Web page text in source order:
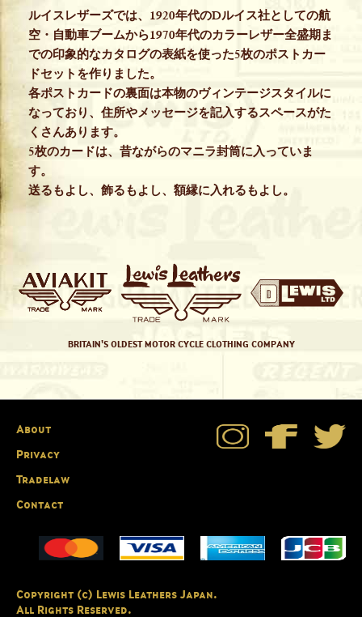
ルイスレザーズでは、1920年代のDルイス社としての航
空・自動車ブームから1970年代のカラーレザー全盛期ま
での印象的なカタログの表紙を使った5枚のポストカー
ドセットを作りました。
各ポストカードの裏面は本物のヴィンテージスタイルに
なっており、住所やメッセージを記入するスペースがた
くさんあります。
5枚のカードは、昔ながらのマニラ封筒に入っていま
す。
送るもよし、飾るもよし、額縁に入れるもよし。
BRITAIN'S OLDEST MOTOR CYCLE CLOTHING COMPANY
About
Privacy
Tradelaw
Contact
Copyright (c) Lewis Leathers Japan.
All Rights Reserved.